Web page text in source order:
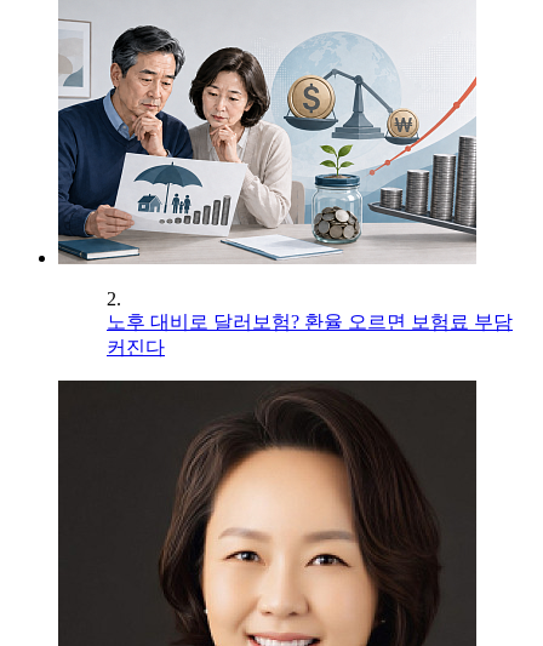
2.
노후 대비로 달러보험? 환율 오르면 보험료 부담
커진다